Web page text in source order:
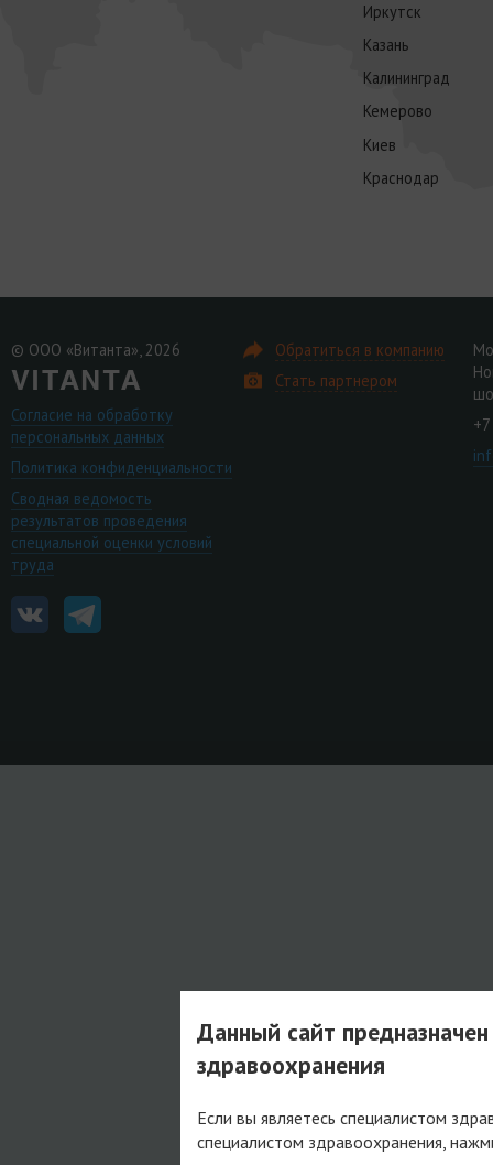
Иркутск
Казань
Калининград
Кемерово
Киев
Краснодар
© ООО «Витанта», 2026
Согласие на обработку
персональных данных
Политика конфиденциальности
Сводная ведомость
результатов проведения
специальной оценки условий
труда
Обратиться в компанию
Стать партнером
Данный сайт
здравоохранения
Если вы являетесь специалистом
специалистом здравоохранения,